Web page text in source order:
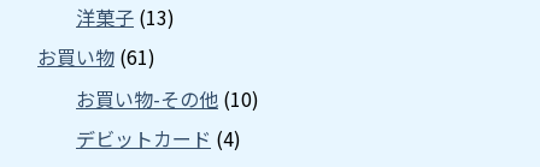
洋菓子 (13)
お買い物 (61)
お買い物-その他 (10)
デビットカード (4)